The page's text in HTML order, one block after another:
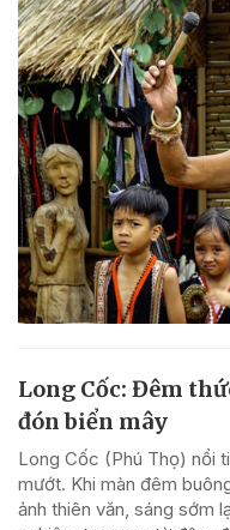
Long Cốc: Đêm
đón biển mây
Long Cốc (Phú Thọ) nổi
mướt. Khi màn đêm
ảnh thiên văn, sáng sớm